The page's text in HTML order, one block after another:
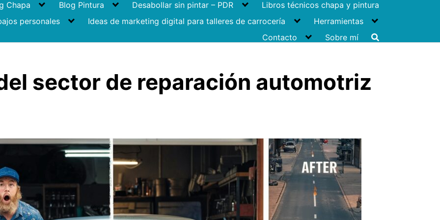
Chapa Blog Pintura Desabollar sin pintar – PDR
Libros técnicos chapa y pintura
personales
Ideas de marketing digital para talleres de carrocería
Herramientas
Contacto
Sobre mí
sector de reparación automotriz